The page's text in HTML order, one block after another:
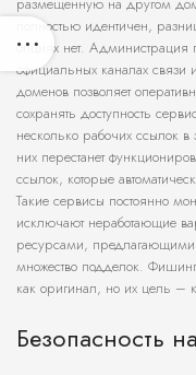
полностью идентичен,
опциях нет. Администрация
официальных каналах
доменов позволяет
сохранять доступность
несколько рабочих ссылок
них перестанет
ссылок, которые
Такие сервисы постоянно
исключают неработающие
ресурсами, предлагающими
множество подделок.
как оригинал, но их цель –
Безопасность